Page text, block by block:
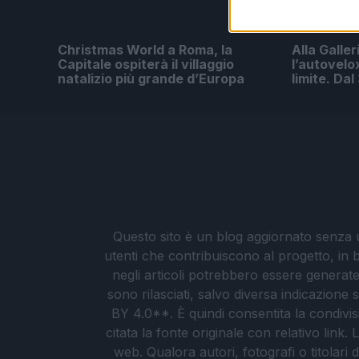
Christmas World a Roma, la
Capitale ospiterà il villaggio
natalizio più grande d’Europa
Alla
limite. Dal
Questo sito è un blog aggiornato
utenti che contribuiscono al progetto, in
negli articoli potrebbero essere
sono rilasciati, salvo diversa
BY 4.0**. È quindi consentita la
citata la fonte originale con relativo link.
web. Qualora autori, fotografi o titolari